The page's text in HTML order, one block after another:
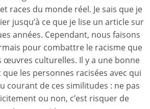
races du monde réel. Je sais que je
jusqu’à ce que je lise un article sur
années. Cependant, nous faisons
pour combattre le racisme que
culturelles. Il y a une bonne
les personnes racisées avec qui
courant de ces similitudes : ne pas
ou non, c’est risquer de